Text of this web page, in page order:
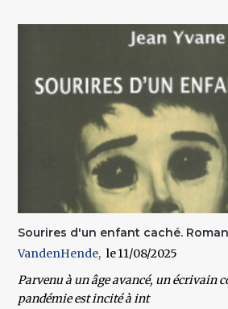
Sourires d'un enfant caché.
VandenHende
11/08/2025
Parvenu à un âge avancé, un écrivain
pandémie est incité à int